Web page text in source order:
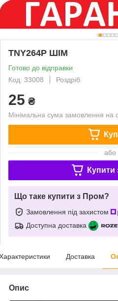
TNY264P ШІМ
Готово до відправки
Код: 33008
Роздріб
25 ₴
Мінімальна сума замовлення на
або
Купити
Що таке купити з Пром?
Замовлення під захистом
Доступна доставка
Доставка
Опис